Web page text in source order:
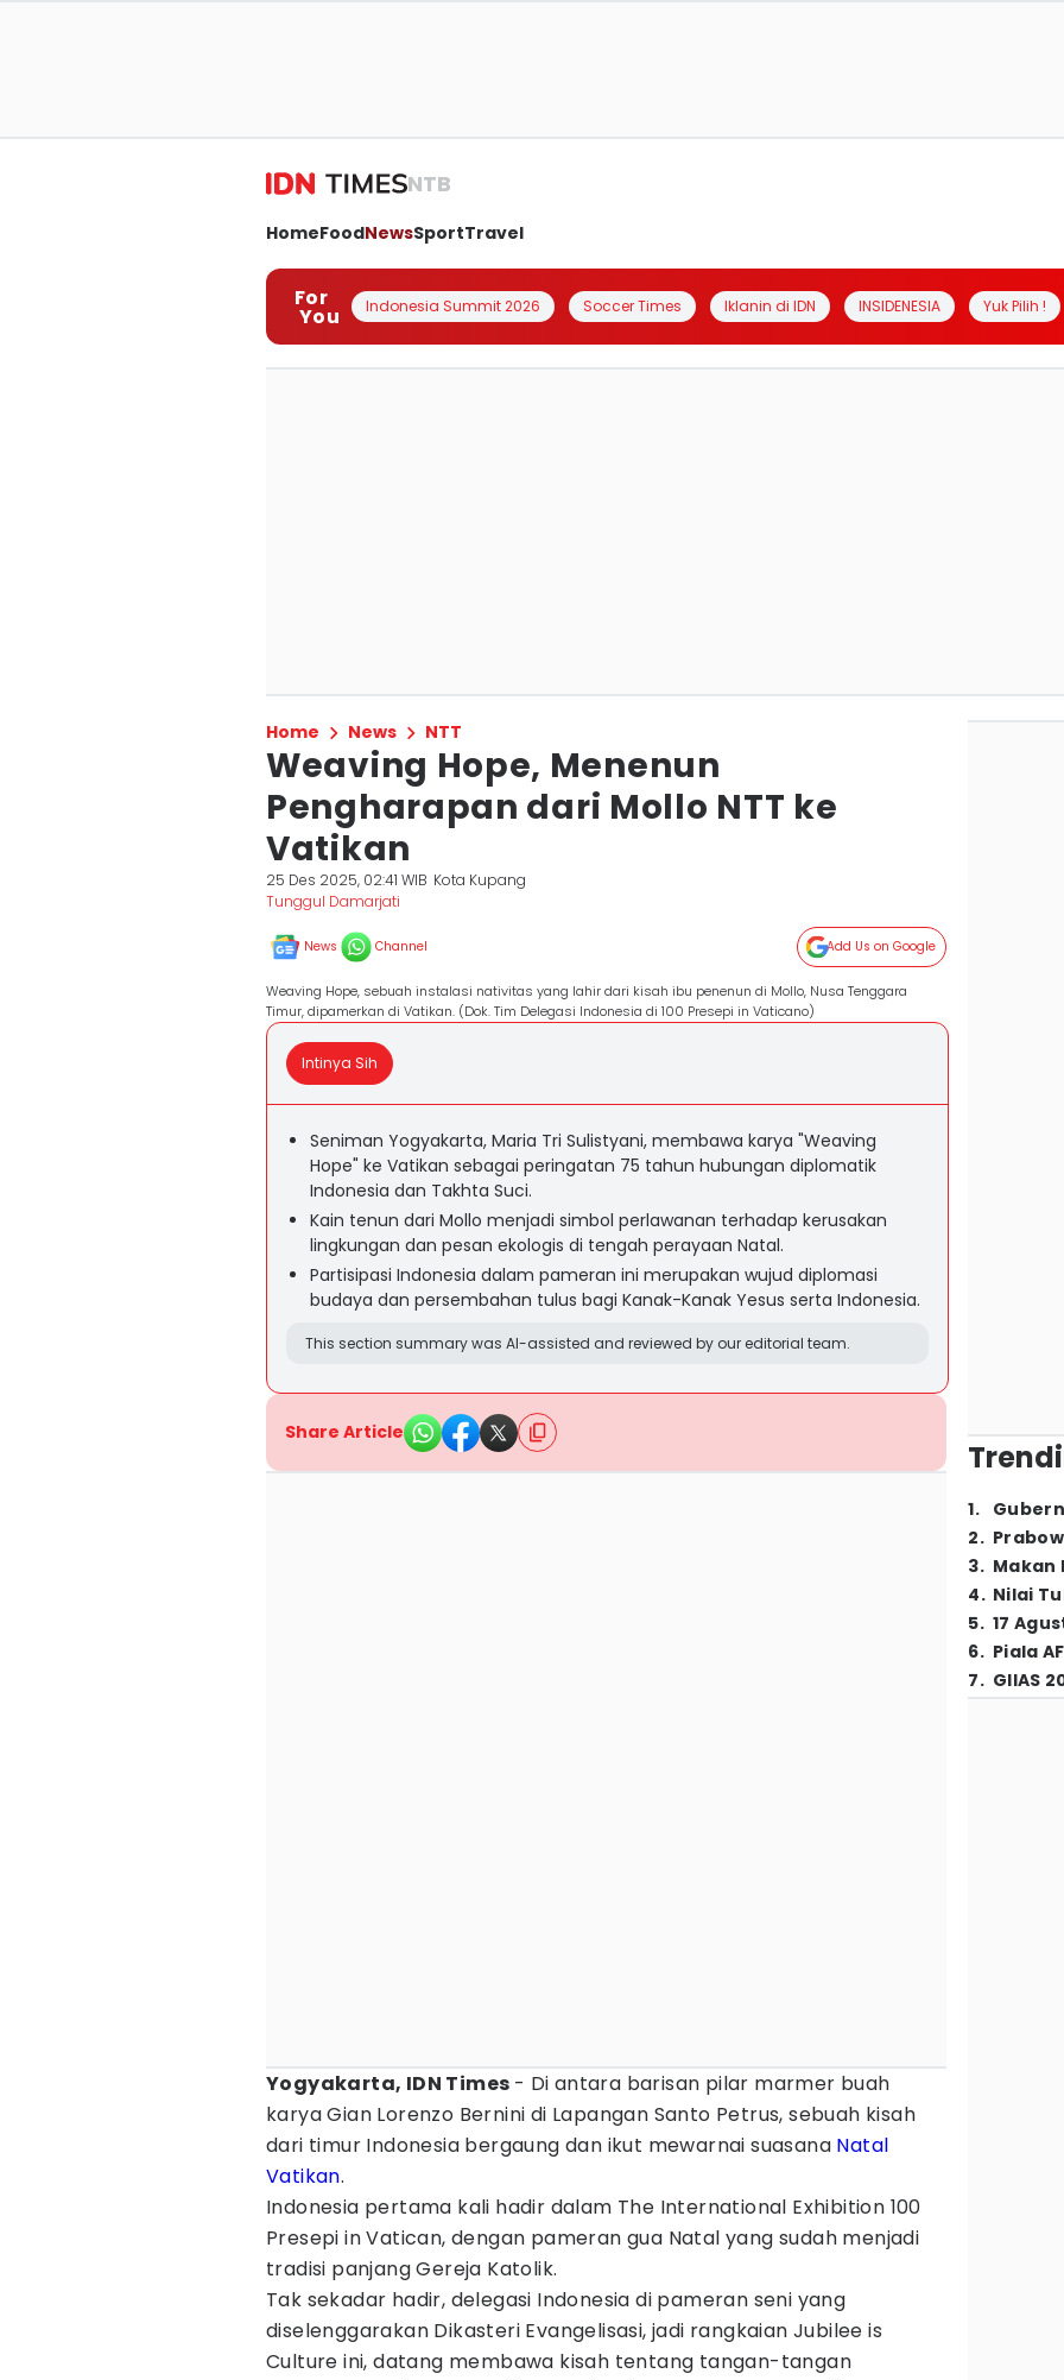
NTB
HomeFoodNewsSportTravel
For
You Indonesia Summit 2026 Soccer Times Iklanin di IDN INSIDENESIA Yuk Pilih !
Home News NTT
Weaving Hope, Menenun
Pengharapan dari Mollo NTT ke
Vatikan
25 Des 2025, 02:41 WIB Kota Kupang
Tunggul Damarjati
News Channel Add Us on Google
Weaving Hope, sebuah instalasi nativitas yang lahir dari kisah ibu penenun di Mollo, Nusa Tenggara
Timur, dipamerkan di Vatikan. (Dok. Tim Delegasi Indonesia di 100 Presepi in Vaticano)
Intinya Sih
Seniman Yogyakarta, Maria Tri Sulistyani, membawa karya "Weaving
Hope" ke Vatikan sebagai peringatan 75 tahun hubungan diplomatik
Indonesia dan Takhta Suci.
Kain tenun dari Mollo menjadi simbol perlawanan terhadap kerusakan
lingkungan dan pesan ekologis di tengah perayaan Natal.
Partisipasi Indonesia dalam pameran ini merupakan wujud diplomasi
budaya dan persembahan tulus bagi Kanak-Kanak Yesus serta Indonesia.
This section summary was AI-assisted and reviewed by our editorial team.
Share Article
Yogyakarta, IDN Times - Di antara barisan pilar marmer buah
karya Gian Lorenzo Bernini di Lapangan Santo Petrus, sebuah kisah
dari timur Indonesia bergaung dan ikut mewarnai suasana Natal
Vatikan.
Indonesia pertama kali hadir dalam The International Exhibition 100
Presepi in Vatican, dengan pameran gua Natal yang sudah menjadi
tradisi panjang Gereja Katolik.
Tak sekadar hadir, delegasi Indonesia di pameran seni yang
diselenggarakan Dikasteri Evangelisasi, jadi rangkaian Jubilee is
Culture ini, datang membawa kisah tentang tangan-tangan
1.
2.
3. Makan
4. Nilai
5. 17
6. Piala
7. GIIAS